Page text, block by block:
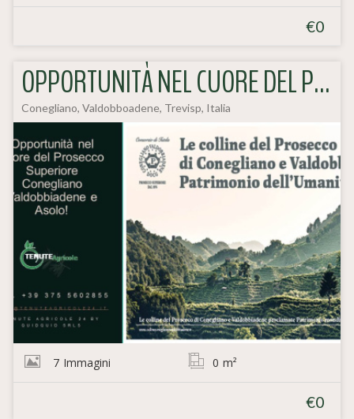
€0
OPPORTUNITÀ NEL CUORE DEL PROSECCO SUPERIORE CONEGLIANO VALDOBBIADENE
Conegliano, Valdobboadene, Trevisp, Italia
7 Immagini 0 m²
€0